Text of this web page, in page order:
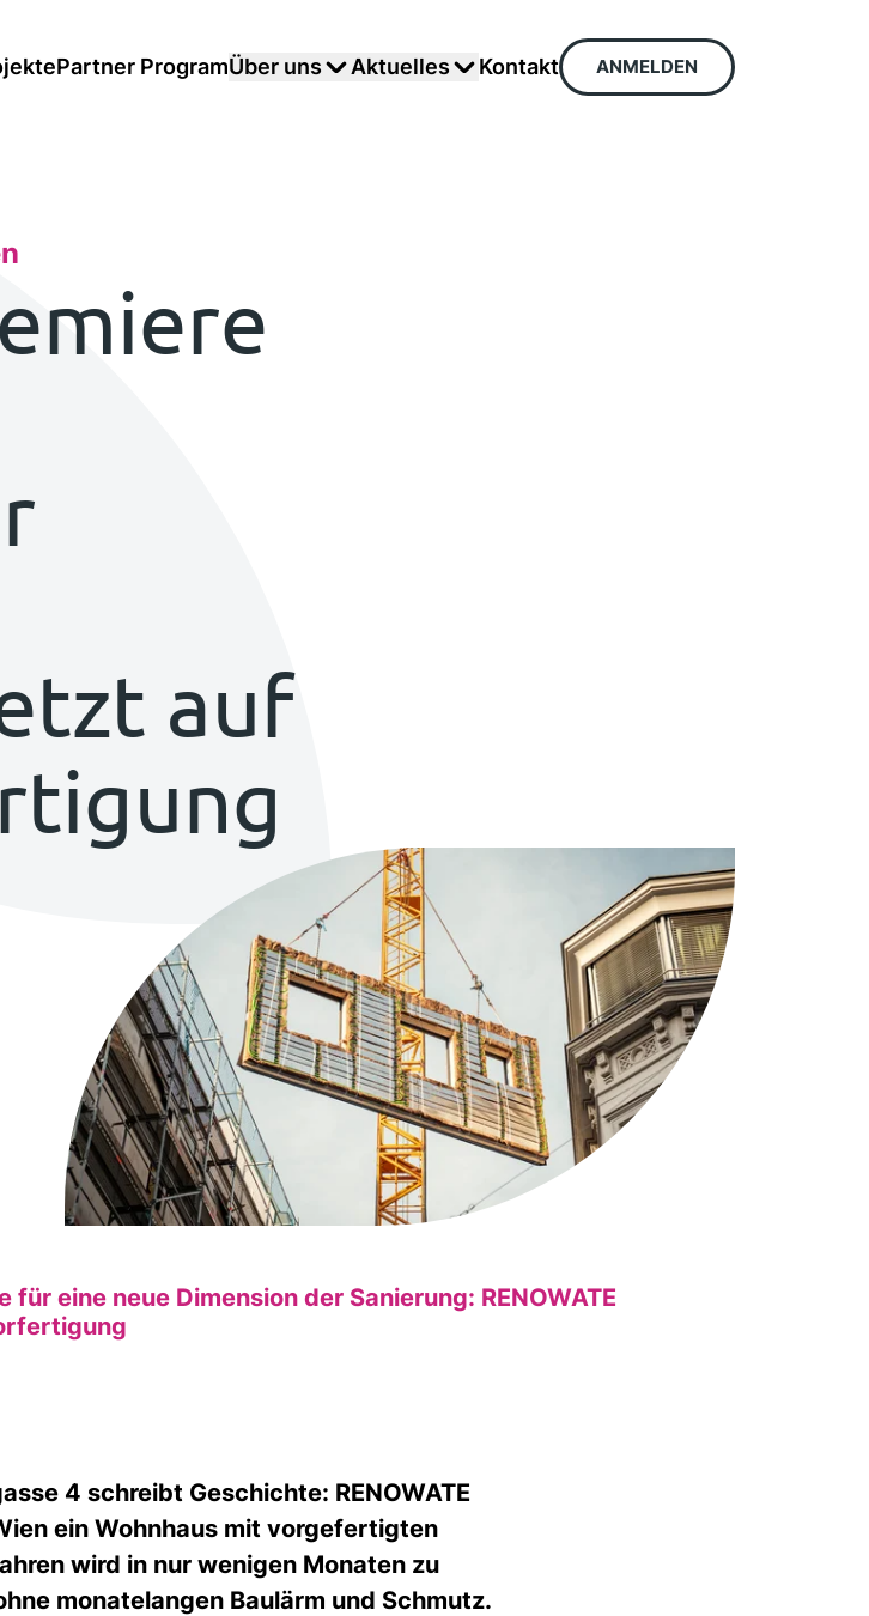
Partner ProgramÜber uns Aktuelles Kontakt ANMELDEN
auf
für eine neue Dimension der Sanierung: RENOWATE
4 schreibt Geschichte: RENOWATE
ein Wohnhaus mit vorgefertigten
wird in nur wenigen Monaten zu
monatelangen Baulärm und Schmutz.